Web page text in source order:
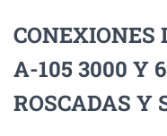
CONEXIONES
A-105 3000 Y
ROSCADAS Y